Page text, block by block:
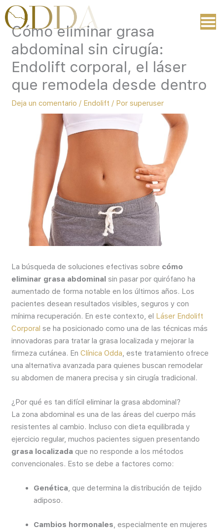
contenido
Cómo eliminar grasa
abdominal sin cirugía:
Endolift corporal, el láser
que remodela desde dentro
Deja un comentario / Endolift / Porsuperuser
La búsqueda de soluciones efectivas sobre cómo
eliminar grasa abdominal sin pasar por quirófano ha
aumentado de forma notable en los últimos años. Los
pacientes desean resultados visibles, seguros y con
mínima recuperación. En este contexto, el
Láser Endolift
Corporal se ha posicionado como una de las técnicas más
innovadoras para tratar la grasa localizada y mejorar la
firmeza cutánea. EnClínica Odda, este tratamiento ofrece
una alternativa avanzada para quienes buscan remodelar
su abdomen de manera precisa y sin cirugía tradicional.
¿Por qué es tan difícil eliminar la grasa abdominal?
La zona abdominal es una de las áreas del cuerpo más
resistentes al cambio. Incluso con dieta equilibrada y
ejercicio regular, muchos pacientes siguen presentando
grasa localizada que no responde a los métodos
convencionales. Esto se debe a factores como:
Genética, que determina la distribución de tejido
adiposo.
Cambios hormonales, especialmente en mujeres